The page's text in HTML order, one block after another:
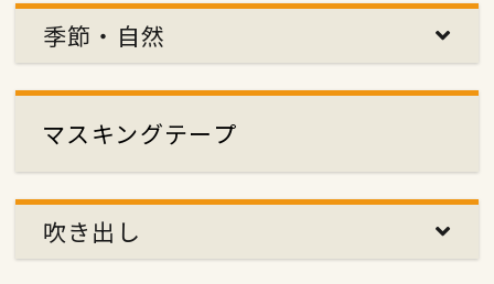
季節・自然
マスキングテープ
吹き出し